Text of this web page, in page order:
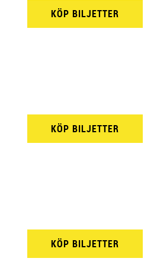
KÖP BILJETTER
KÖP BILJETTER
KÖP BILJETTER